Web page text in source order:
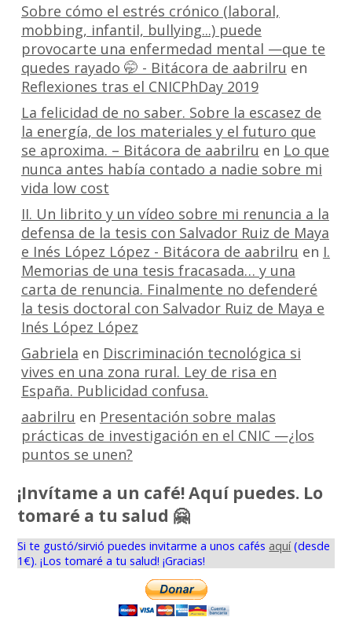
Sobre cómo el estrés crónico (laboral,
mobbing, infantil, bullying...) puede
provocarte una enfermedad mental —que te
quedes rayado 🤭 - Bitácora de aabrilru en
Reflexiones tras el CNICPhDay 2019
La felicidad de no saber. Sobre la escasez de
la energía, de los materiales y el futuro que
se aproxima. – Bitácora de aabrilru en Lo que
nunca antes había contado a nadie sobre mi
vida low cost
II. Un librito y un vídeo sobre mi renuncia a la
defensa de la tesis con Salvador Ruiz de Maya
e Inés López López - Bitácora de aabrilru en I.
Memorias de una tesis fracasada… y una
carta de renuncia. Finalmente no defenderé
la tesis doctoral con Salvador Ruiz de Maya e
Inés López López
Gabriela en Discriminación tecnológica si
vives en una zona rural. Ley de risa en
España. Publicidad confusa.
aabrilru en Presentación sobre malas
prácticas de investigación en el CNIC —¿los
puntos se unen?
¡Invítame a un café! Aquí puedes. Lo
tomaré a tu salud 🤗
Si te gustó/sirvió puedes invitarme a unos cafés aquí(desde
1€). ¡Los tomaré a tu salud! ¡Gracias!